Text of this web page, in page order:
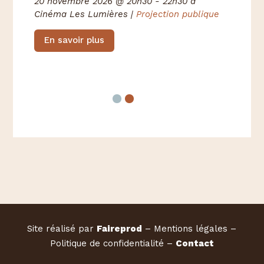
Cinéma Les Lumières | Projection publique
En savoir plus
Site réalisé par Faireprod – Mentions légales –
Politique de confidentialité – Contact